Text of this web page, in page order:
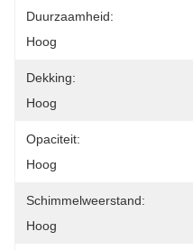
Duurzaamheid:
Hoog
Dekking:
Hoog
Opaciteit:
Hoog
Schimmelweerstand:
Hoog